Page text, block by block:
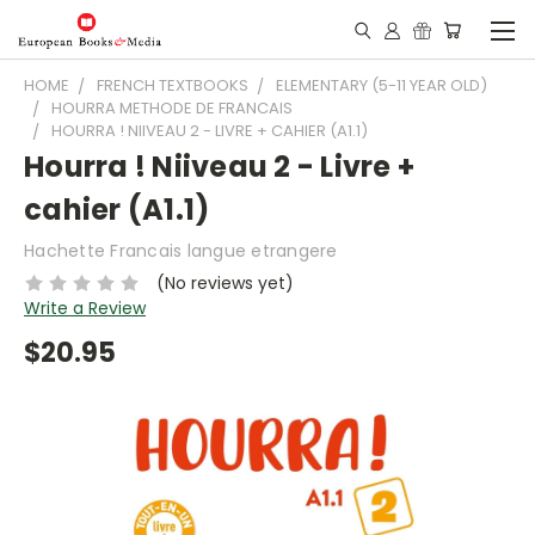
HOME FRENCH TEXTBOOKS
ELEMENTARY (5-11 YEAR OLD)
HOURRA METHODE DE FRANCAIS
HOURRA ! NIIVEAU 2 - LIVRE + CAHIER (A1.1)
Hourra ! Niiveau 2 - Livre +
cahier (A1.1)
Hachette Francais langue etrangere
(No reviews yet)
Write a Review
$20.95